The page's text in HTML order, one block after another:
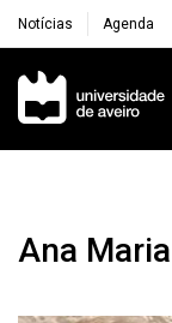
Notícias Agenda
Navegação
Ana